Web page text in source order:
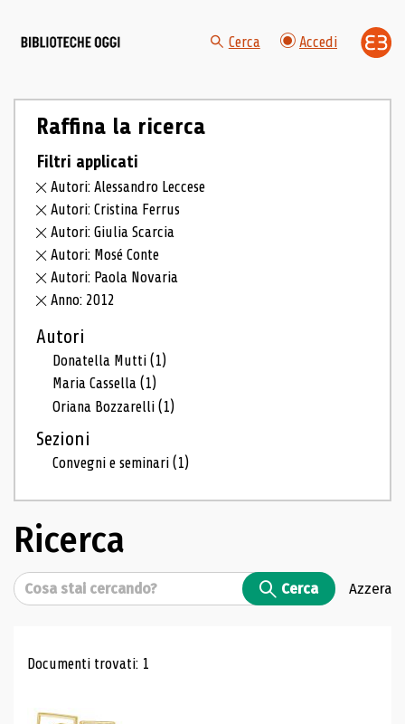
Cerca Accedi
Raffina la ricerca
Filtri applicati
Autori: Alessandro Leccese
Autori: Cristina Ferrus
Autori: Giulia Scarcia
Autori: Mosé Conte
Autori: Paola Novaria
Anno: 2012
Autori
Donatella Mutti(1)
Maria Cassella(1)
Oriana Bozzarelli(1)
Sezioni
Convegni e seminari(1)
Ricerca
Cerca Cerca Azzera
Risultati di ricerca
Documenti trovati: 1